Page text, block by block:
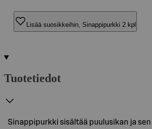
Lisää suosikkeihin, Sinappipurkki 2 kpl
Tuotetiedot
Sinappipurkki sisältää puulusikan ja sen